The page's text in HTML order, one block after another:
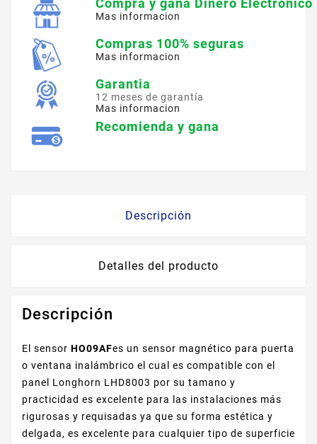
Compra y gana Dinero Electronico
Mas informacion
Compras 100% seguras
Mas informacion
Garantia
12 meses de garantía
Mas informacion
Recomienda y gana
Descripción
Detalles del producto
Descripción
El sensor HO09AFes un sensor magnético para puerta
o ventana inalámbrico el cual es compatible con el
panel Longhorn LHD8003 por su tamano y
practicidad es excelente para las instalaciones más
rigurosas y requisadas ya que su forma estética y
delgada, es excelente para cualquier tipo de superficie